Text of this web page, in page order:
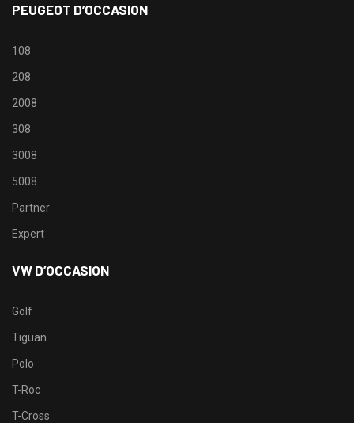
PEUGEOT D’OCCASION
108
208
2008
308
3008
5008
Partner
Expert
VW D’OCCASION
Golf
Tiguan
Polo
T-Roc
T-Cross